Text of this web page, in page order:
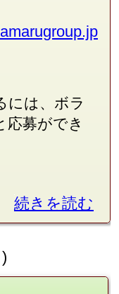
には、ボラ
応募ができ
続きを読む